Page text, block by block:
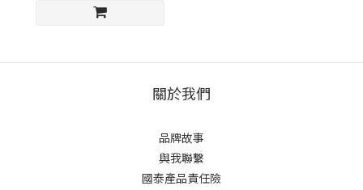
關於我們
品牌故事
與我聯繫
國泰產品責任險